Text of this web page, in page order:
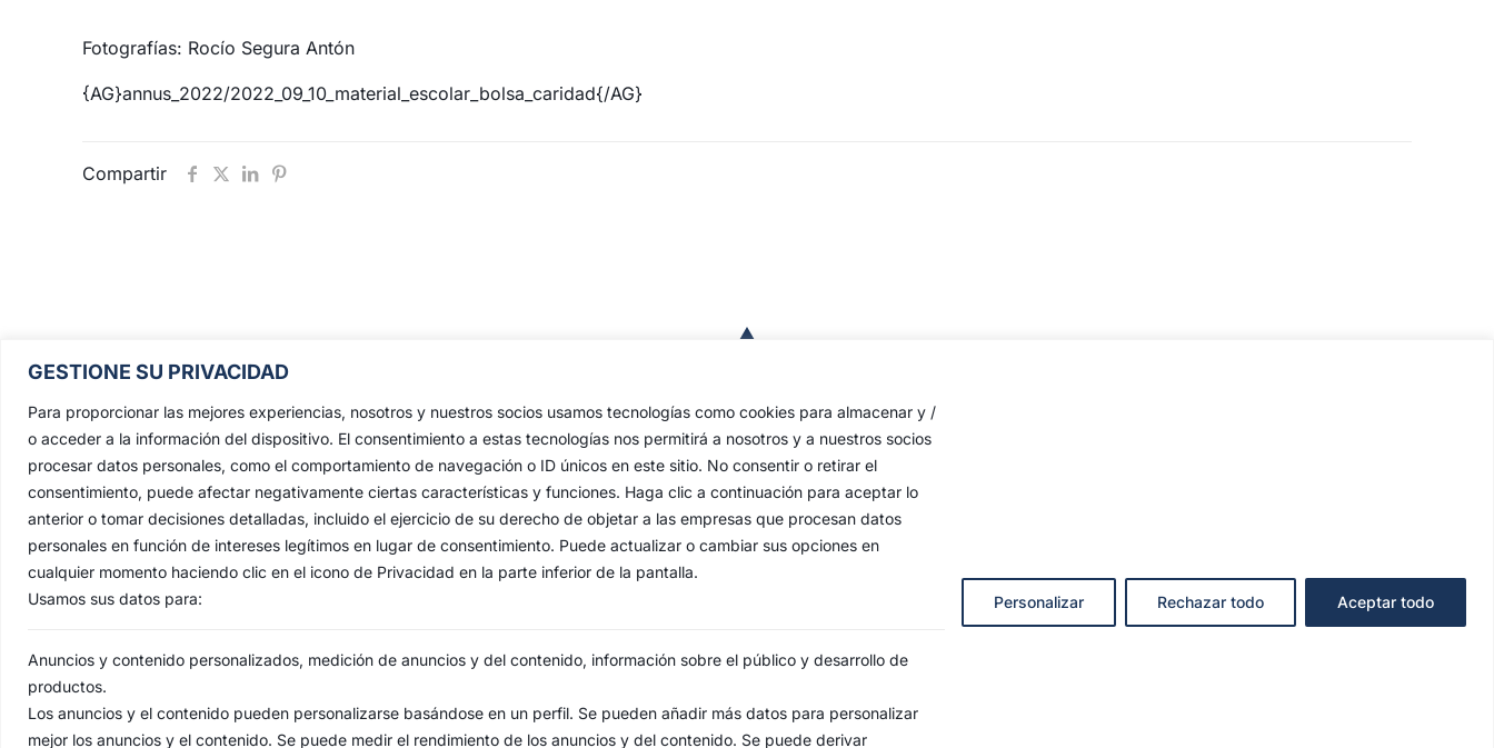
GESTIONE SU PRIVACIDAD
Para proporcionar las mejores experiencias, nosotros y nuestros socios usamos tecnologías como cookies para almacenar y /
o acceder a la información del dispositivo. El consentimiento a estas tecnologías nos permitirá a nosotros y a nuestros socios
procesar datos personales, como el comportamiento de navegación o ID únicos en este sitio. No consentir o retirar el
consentimiento, puede afectar negativamente ciertas características y funciones. Haga clic a continuación para aceptar lo
anterior o tomar decisiones detalladas, incluido el ejercicio de su derecho de objetar a las empresas que procesan datos
personales en función de intereses legítimos en lugar de consentimiento. Puede actualizar o cambiar sus opciones en
cualquier momento haciendo clic en el icono de Privacidad en la parte inferior de la pantalla.
Usamos sus datos para:
Anuncios y contenido personalizados, medición de anuncios y del contenido, información sobre el público y desarrollo de
productos.
Los anuncios y el contenido pueden personalizarse basándose en un perfil. Se pueden añadir más datos para personalizar
mejor los anuncios y el contenido. Se puede medir el rendimiento de los anuncios y del contenido. Se puede derivar
Personalizar Rechazar todo Aceptar todo
Fotografías: Rocío Segura Antón
{AG}annus_2022/2022_09_10_material_escolar_bolsa_caridad{/AG}
Compartir
Hermandad Sacramental y Cofradía de
Nazarenos de Nuestro Padre Jesús de las
Penas y María Santísima de la Estrella,
Triunfo del Santo Lignum Crucis, San
Francisco de Paula y Santas Justa y
Rufina.
Capilla: C. San Jacinto, 41
Casa Hermandad: C/ Jesús de las Penas, 4